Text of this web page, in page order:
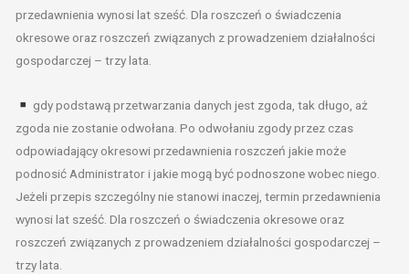
przedawnienia wynosi lat sześć. Dla roszczeń o świadczenia
okresowe oraz roszczeń związanych z prowadzeniem działalności
gospodarczej – trzy lata.
gdy podstawą przetwarzania danych jest zgoda, tak długo, aż
zgoda nie zostanie odwołana. Po odwołaniu zgody przez czas
odpowiadający okresowi przedawnienia roszczeń jakie może
podnosić Administrator i jakie mogą być podnoszone wobec niego.
Jeżeli przepis szczególny nie stanowi inaczej, termin przedawnienia
wynosi lat sześć. Dla roszczeń o świadczenia okresowe oraz
roszczeń związanych z prowadzeniem działalności gospodarczej –
trzy lata.